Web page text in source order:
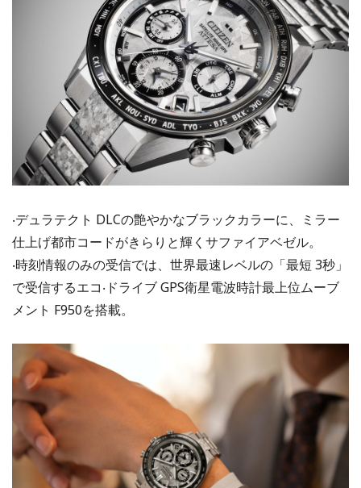
‧デュラテクト DLCの艶やかなブラックカラーに、ミラー
仕上げ都市コードがきらりと輝くサファイアベゼル。
‧時刻情報のみの受信では、世界最速レベルの「最短 3秒」
で受信するエコ‧ドライブ GPS衛星電波時計最上位ムーブ
メント F950を搭載。